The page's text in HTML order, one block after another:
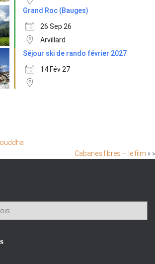
Grand Roc (Bauges)
26 Sep 26
Arvillard
Séjour ski de rando février 2027
14 Fév 27
Cabanes libres – le film » »